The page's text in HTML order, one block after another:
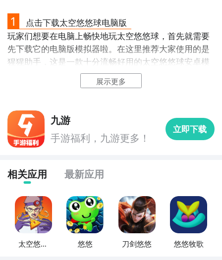
2
海量的精品游戏下载
在九游客户端搜索栏中输入太空悠悠进行搜索，点击进
入到游戏专区中，如图所示：如图所示，这样你就不用
了，同时​还有大量的安卓手机游戏攻略。
九游APP下载 【高速下载】
1
点击下载太空悠悠球电脑版
玩家们想要在电脑上畅快地玩太空悠悠球，首先就需要
先下载它的电脑版模拟器啦。在这里推荐大家使用的是
猩猩助手，这是一款十分流畅好用的太空悠悠球安卓模
拟器，性能强悍，功能完备，同时能够支持多开和各种
辅助功能，是电脑玩太空悠悠球的首选。可以完美兼容
他热门手游。
点击这里太空悠悠球电脑版下载地址
展示更多
九游
手游福利，九游更多！
立即下载
相关应用 最新应用
太空悠悠
悠悠 刀剑悠悠 悠悠牧歌